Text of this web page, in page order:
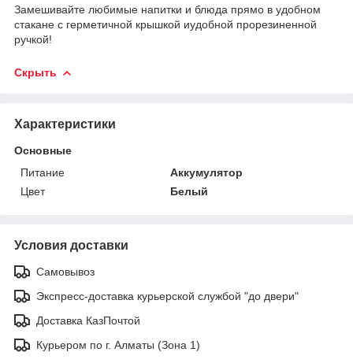
Замешивайте любимые напитки и блюда прямо в удобном
стакане с герметичной крышкой иудобной прорезиненной
ручкой!
Скрыть
Характеристики
Основные
Питание
Аккумулятор
Цвет
Белый
Условия доставки
Самовывоз
Экспресс-доставка курьерской службой "до двери"
Доставка КазПочтой
Курьером по г. Алматы (Зона 1)